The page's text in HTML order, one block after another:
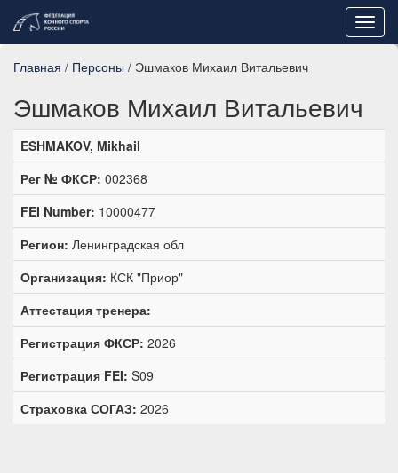
Главная / Персоны / Эшмаков Михаил Витальевич
Эшмаков Михаил Витальевич
ESHMAKOV, Mikhail
Рег № ФКСР: 002368
FEI Number: 10000477
Регион: Ленинградская обл
Организация: КСК "Приор"
Аттестация тренера:
Регистрация ФКСР: 2026
Регистрация FEI: S09
Страховка СОГАЗ: 2026